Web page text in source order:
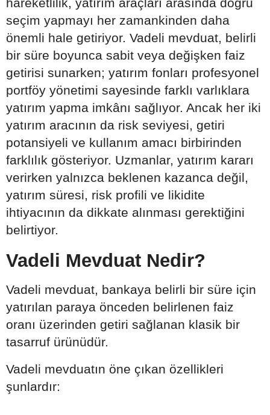
seçim yapmayı her zamankinden daha
önemli hale getiriyor. Vadeli mevduat, belirli
bir süre boyunca sabit veya değişken faiz
getirisi sunarken; yatırım fonları profesyonel
portföy yönetimi sayesinde farklı varlıklara
yatırım yapma imkânı sağlıyor. Ancak her iki
yatırım aracının da risk seviyesi, getiri
potansiyeli ve kullanım amacı birbirinden
farklılık gösteriyor. Uzmanlar, yatırım kararı
verirken yalnızca beklenen kazanca değil,
yatırım süresi, risk profili ve likidite
ihtiyacının da dikkate alınması gerektiğini
belirtiyor.
Vadeli Mevduat Nedir?
Vadeli mevduat, bankaya belirli bir süre için
yatırılan paraya önceden belirlenen faiz
oranı üzerinden getiri sağlanan klasik bir
tasarruf ürünüdür.
Vadeli mevduatın öne çıkan özellikleri
şunlardır: